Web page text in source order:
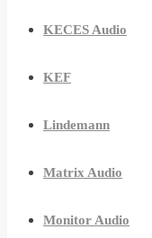
KECES Audio
KEF
Lindemann
Matrix Audio
Monitor Audio